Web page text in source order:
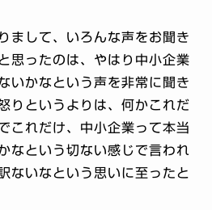
まして、いろんな声をお聞き
思ったのは、やはり中小企業
いかなという声を非常に聞き
りというよりは、何かこれだ
これだけ、中小企業って本当
なという切ない感じで言われ
ないなという思いに至ったと